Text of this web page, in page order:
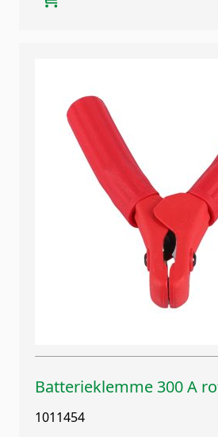
Batterieklemme 300 A
1011454